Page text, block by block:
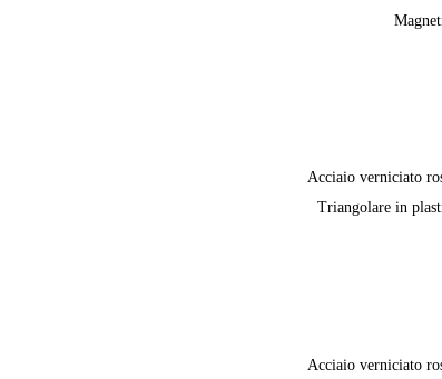
Acciaio verniciato
Triangolare in
Acciaio verniciato